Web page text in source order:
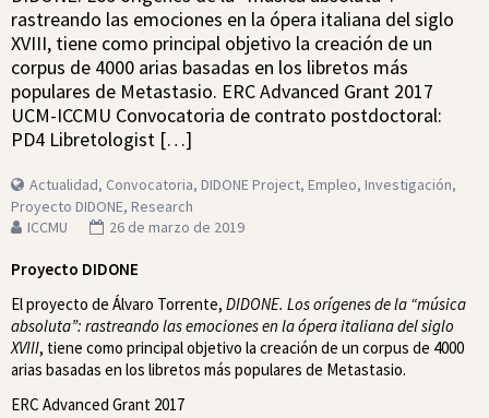
rastreando las emociones en la ópera italiana del siglo
XVIII, tiene como principal objetivo la creación de un
corpus de 4000 arias basadas en los libretos más
populares de Metastasio. ERC Advanced Grant 2017
UCM-ICCMU Convocatoria de contrato postdoctoral:
PD4 Libretologist […]
Actualidad, Convocatoria, DIDONE Project, Empleo, Investigación,
Proyecto DIDONE, Research
ICCMU
26 de marzo de 2019
Proyecto DIDONE
El proyecto de Álvaro Torrente, DIDONE. Los orígenes de la “música
absoluta”: rastreando las emociones en la ópera italiana del siglo
XVIII, tiene como principal objetivo la creación de un corpus de 4000
arias basadas en los libretos más populares de Metastasio.
ERC Advanced Grant 2017